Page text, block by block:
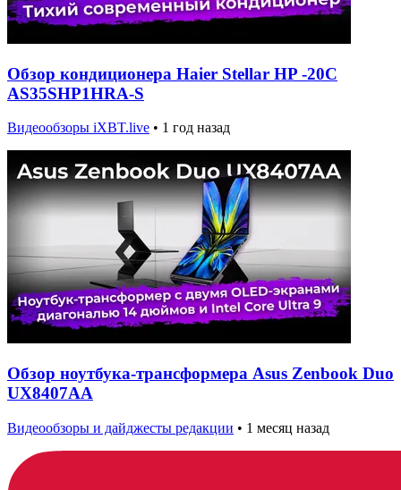
Обзор кондиционера Haier Stellar HP -20C
AS35SHP1HRA-S
Видеообзоры iXBT.live • 1 год назад
Обзор ноутбука-трансформера Asus Zenbook Duo
UX8407AA
Видеообзоры и дайджесты редакции • 1 месяц назад